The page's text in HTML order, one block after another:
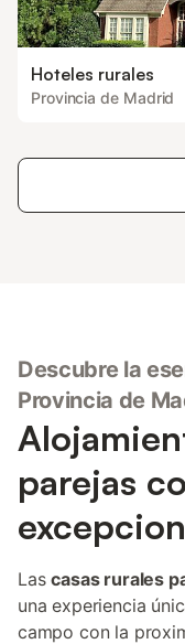
Hoteles rurales
Provincia de Madrid
Descubre la
Provincia de
parejas
Lascasas rurales
una experiencia
campo con la